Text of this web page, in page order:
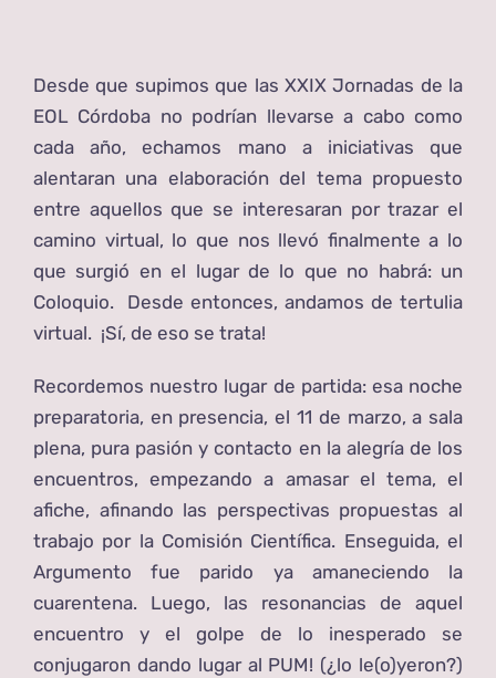
Desde que supimos que las XXIX Jornadas de la
EOL Córdoba no podrían llevarse a cabo como
cada año, echamos mano a iniciativas que
alentaran una elaboración del tema propuesto
entre aquellos que se interesaran por trazar el
camino virtual, lo que nos llevó finalmente a lo
que surgió en el lugar de lo que no habrá: un
Coloquio. Desde entonces, andamos de tertulia
virtual. ¡Sí, de eso se trata!
Recordemos nuestro lugar de partida: esa noche
preparatoria, en presencia, el 11 de marzo, a sala
plena, pura pasión y contacto en la alegría de los
encuentros, empezando a amasar el tema, el
afiche, afinando las perspectivas propuestas al
trabajo por la Comisión Científica. Enseguida, el
Argumento fue parido ya amaneciendo la
cuarentena. Luego, las resonancias de aquel
encuentro y el golpe de lo inesperado se
conjugaron dando lugar al PUM! (¿lo le(o)yeron?)